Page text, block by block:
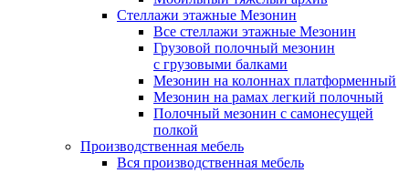
Стеллажи этажные Мезонин
Все стеллажи этажные Мезонин
Грузовой полочный мезонин
с грузовыми балками
Мезонин на колоннах платформенный
Мезонин на рамах легкий полочный
Полочный мезонин с самонесущей
полкой
Производственная мебель
Вся производственная мебель